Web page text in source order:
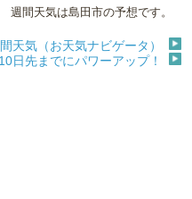
週間天気は島田市の予想です。
天気（お天気ナビゲータ）
日先までにパワーアップ！